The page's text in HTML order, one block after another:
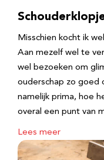
Misschien kocht ik
Aan mezelf wel te
wel bezoeken om
ouderschap zo goed
namelijk prima, hoe
overal een punt van
Lees meer